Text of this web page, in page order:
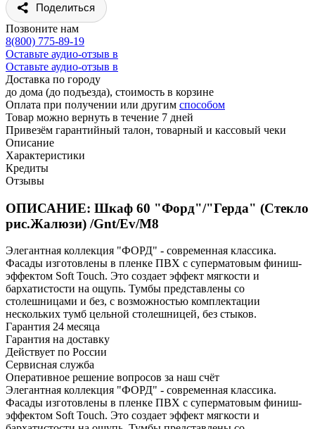
Поделиться
Позвоните нам
8(800) 775-89-19
Оставьте аудио-отзыв в
Оставьте аудио-отзыв в
Доставка по городу
до дома (до подъезда), стоимость в корзине
Оплата при получении или другим способом
Товар можно вернуть в течение 7 дней
Привезём гарантийный талон, товарный и кассовый чеки
Описание
Характеристики
Кредиты
Отзывы
ОПИСАНИЕ: Шкаф 60 "Форд"/"Герда" (Стекло
рис.Жалюзи) /Gnt/Ev/М8
Элегантная коллекция "ФОРД" - современная классика.
Фасады изготовлены в пленке ПВХ с суперматовым финиш-
эффектом Soft Touch. Это создает эффект мягкости и
бархатистости на ощупь. Тумбы представлены со
столешницами и без, с возможностью комплектации
нескольких тумб цельной столешницей, без стыков.
Гарантия 24 месяца
Гарантия на доставку
Действует по России
Сервисная служба
Оперативное решение вопросов за наш счёт
Элегантная коллекция "ФОРД" - современная классика.
Фасады изготовлены в пленке ПВХ с суперматовым финиш-
эффектом Soft Touch. Это создает эффект мягкости и